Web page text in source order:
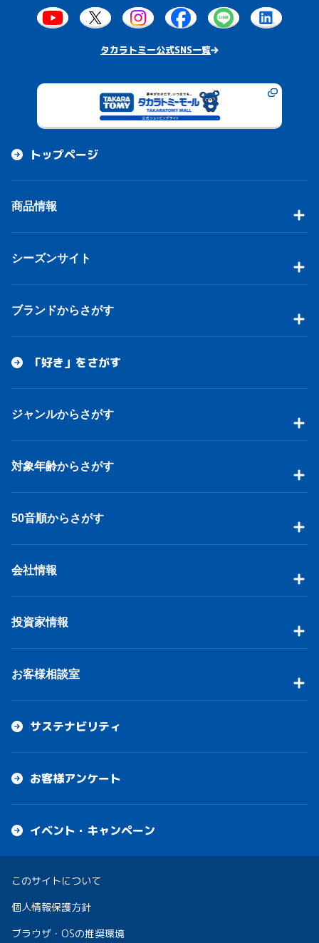
タカラトミー公式SNS一覧
トップページ
商品情報
シーズンサイト
ブランドからさがす
「好き」をさがす
ジャンルからさがす
対象年齢からさがす
50音順からさがす
会社情報
投資家情報
お客様相談室
サステナビリティ
お客様アンケート
イベント・キャンペーン
このサイトについて
個人情報保護方針
ブラウザ・OSの推奨環境